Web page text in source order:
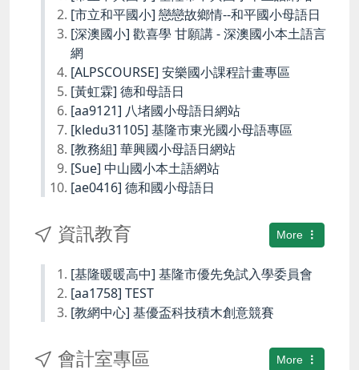
[市立和平國小] 戀戀故鄉情--和平國小母語日
[深澳國小] 歡喜學 甘願講 - 深澳國小本土語言
網
[ALPSCOURSE] 安樂國小課程計畫專區
[黃虹霖] 德和母語日
[aa9121] 八堵國小母語日網站
[kledu31105] 基隆市東光國小母語專區
[教務組] 華興國小母語日網站
[Sue] 中山國小本土語網站
[ae0416] 德和國小母語日
More
資訊教育
[基隆暖暖高中] 基隆市優先免試入學委員會
[aa1758] TEST
[教網中心] 基優盃科技積木創意競賽
More
會計室專區